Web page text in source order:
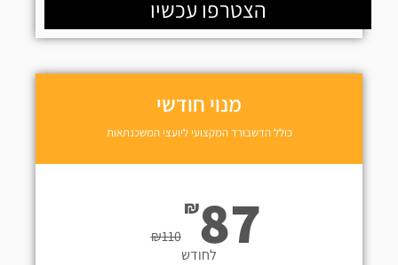
מנוי חודשי
כולל הדשבורד המקצועי ליועצי המשכנתאות
₪110
₪87לחודש
הצטרפו עכשיו